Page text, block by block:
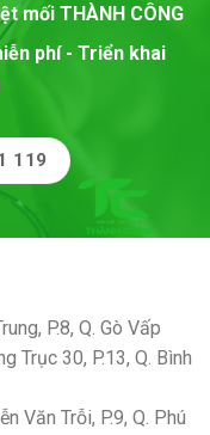
mối THÀNH CÔNG
phí - Triển khai
119
P.8, Q. Gò Vấp
Trục 30, P.13, Q. Bình
Văn Trỗi, P.9, Q. Phú